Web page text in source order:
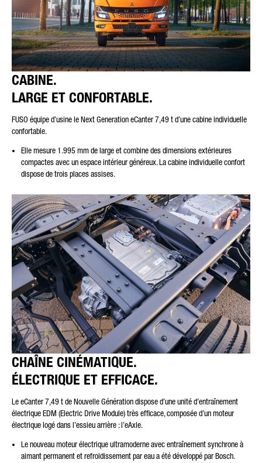
CABINE.
LARGE ET CONFORTABLE.
FUSO équipe d’usine le Next Generation eCanter 7,49 t d’une cabine individuelle
confortable.
Elle mesure 1.995 mm de large et combine des dimensions extérieures
compactes avec un espace intérieur généreux. La cabine individuelle confort
dispose de trois places assises.
CHAÎNE CINÉMATIQUE.
ÉLECTRIQUE ET EFFICACE.
Le eCanter 7,49 t de Nouvelle Génération dispose d’une unité d’entraînement
électrique EDM (Electric Drive Module) très efficace, composée d’un moteur
électrique logé dans l’essieu arrière : l’eAxle.
Le nouveau moteur électrique ultramoderne avec entraînement synchrone à
aimant permanent et refroidissement par eau a été développé par Bosch.